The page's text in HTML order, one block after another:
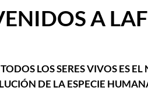
A LAF
LOS SERES VIVOS ES EL
DE LA ESPECIE